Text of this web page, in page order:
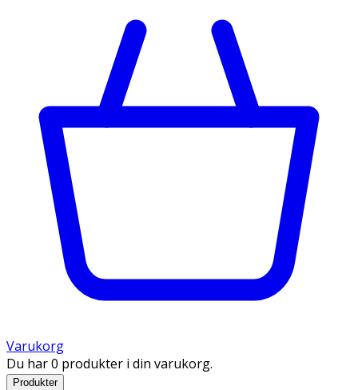
Varukorg
Du har 0 produkter i din varukorg.
Produkter